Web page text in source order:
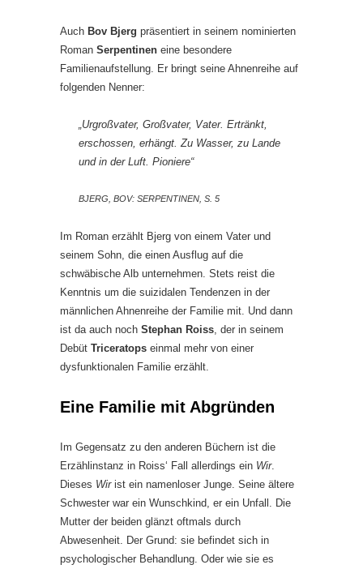
Auch Bov Bjerg präsentiert in seinem nominierten
Roman Serpentinen eine besondere
Familienaufstellung. Er bringt seine Ahnenreihe auf
folgenden Nenner:
„Urgroßvater, Großvater, Vater. Ertränkt,
erschossen, erhängt. Zu Wasser, zu Lande
und in der Luft. Pioniere“
BJERG, BOV: SERPENTINEN, S. 5
Im Roman erzählt Bjerg von einem Vater und
seinem Sohn, die einen Ausflug auf die
schwäbische Alb unternehmen. Stets reist die
Kenntnis um die suizidalen Tendenzen in der
männlichen Ahnenreihe der Familie mit. Und dann
ist da auch noch Stephan Roiss , der in seinem
Debüt Triceratops einmal mehr von einer
dysfunktionalen Familie erzählt.
Eine Familie mit Abgründen
Im Gegensatz zu den anderen Büchern ist die
Erzählinstanz in Roiss‘ Fall allerdings ein Wir.
Dieses Wir ist ein namenloser Junge. Seine ältere
Schwester war ein Wunschkind, er ein Unfall. Die
Mutter der beiden glänzt oftmals durch
Abwesenheit. Der Grund: sie befindet sich in
psychologischer Behandlung. Oder wie sie es